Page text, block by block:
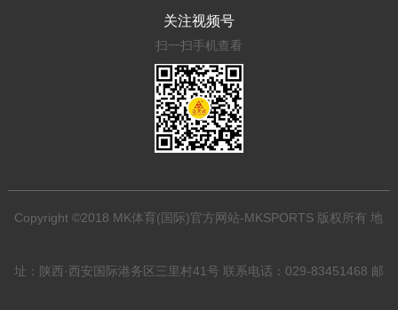
关注视频号
扫一扫手机查看
Copyright ©2018 MK体育(国际)官方网站-MKSPORTS 版权所有 地
址：陕西·西安国际港务区三里村41号 联系电话：029-83451468 邮